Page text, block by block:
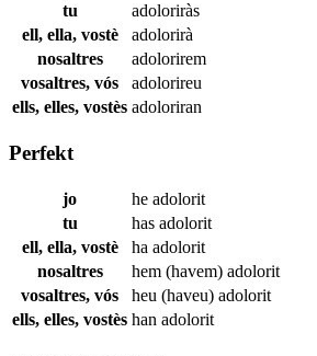
tu
adoloriràs
ell, ella, vostè
adolorirà
nosaltres
adolorirem
vosaltres, vós
adolorireu
ells, elles, vostès adoloriran
Perfekt
jo he adolorit
tu
has adolorit
ell, ella, vostè
ha adolorit
nosaltres
hem (havem) adolorit
vosaltres, vós
heu (haveu) adolorit
ells, elles, vostès han adolorit